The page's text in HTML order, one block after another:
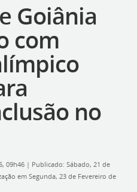
Goiânia
com
no
09h46 | Publicado: Sábado, 21 de
em Segunda, 23 de Fevereiro de